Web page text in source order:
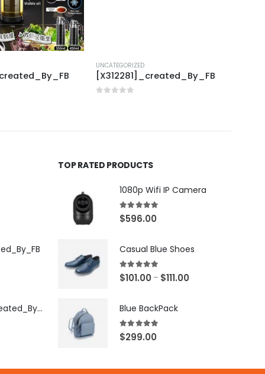
UNCATEGORIZED
[X312281]_created_By_FB
[X503248Z]_Created_By_FB
TOP RATED PRODUCTS
1080p Wifi IP Camera
5.00out of 5
$596.00
Casual Blue Shoes
5.00 out of 5
$101.00 – $111.00
Blue BackPack
5.00out of 5
$299.00